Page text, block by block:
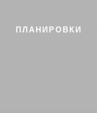
ПЛАНИРОВКИ